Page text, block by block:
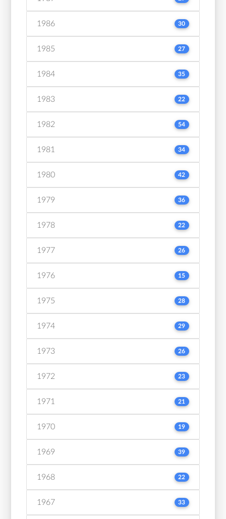
1986 30
1985 27
1984 35
1983 22
1982 54
1981 34
1980 42
1979 36
1978 22
1977 26
1976 15
1975 28
1974 29
1973 26
1972 23
1971 21
1970 19
1969 39
1968 22
1967 33